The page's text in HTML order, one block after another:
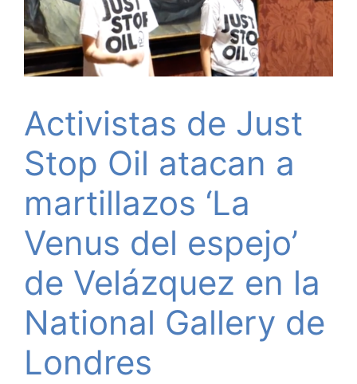
Activistas de Just
Stop Oil atacan a
martillazos ‘La
Venus del espejo’
de Velázquez en la
National Gallery de
Londres